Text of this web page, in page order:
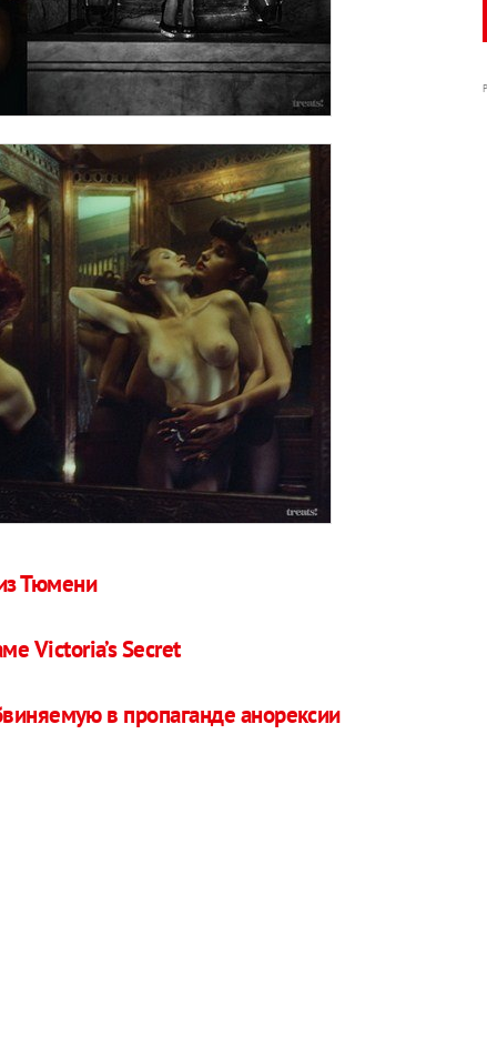
Тюмени
Victoria’s Secret
в пропаганде анорексии